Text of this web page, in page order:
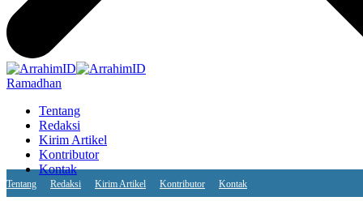
Ramadhan
Tentang
Redaksi
Kirim Artikel
Kontributor
Kontak
Tentang Redaksi Kirim Artikel Kontributor Kontak